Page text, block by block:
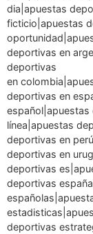
dia|apuestas
ficticio|apuestas
deportivas en
deportivas
en
deportivas en
español|apuestas
línea|apuestas
deportivas en
deportivas en
deportivas
deportivas
deportivas